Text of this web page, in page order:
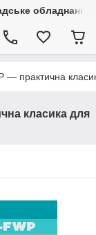
обладнання
практична
класика для